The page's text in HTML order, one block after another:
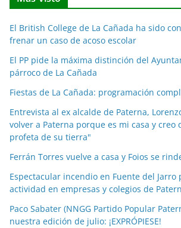
i
a
s
p
o
r
m
e
s
s
El British College de La Cañada ha sido
frenar un caso de acoso escolar
El PP pide la máxima distinción del
párroco de La Cañada
Fiestas de La Cañada: programación
Entrevista al ex alcalde de Paterna,
volver a Paterna porque es mi casa y creo
profeta de su tierra"
Ferrán Torres vuelve a casa y Foios se
Espectacular incendio en Fuente del Jarro
actividad en empresas y colegios de
Paco Sabater (NNGG Partido Popular
nuestra edición de julio: ¡EXPRÓPIESE!